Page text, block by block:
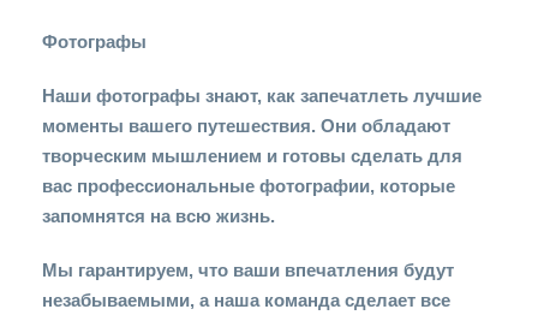
Фотографы
Наши фотографы знают, как запечатлеть лучшие
моменты вашего путешествия. Они обладают
творческим мышлением и готовы сделать для
вас профессиональные фотографии, которые
запомнятся на всю жизнь.
Мы гарантируем, что ваши впечатления будут
незабываемыми, а наша команда сделает все